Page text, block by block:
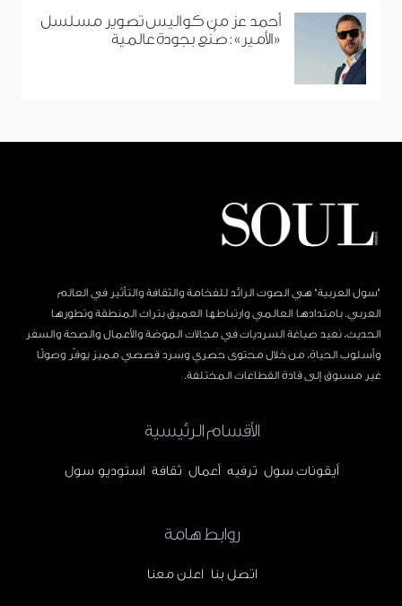
أحمد عز من كواليس تصوير مسلسل
«الأمير»: صُنع بجودة عالمية
"سول العربية" هي الصوت الرائد للفخامة والثقافة والتأثير في العالم
العربي. بامتدادها العالمي وارتباطها العميق بتراث المنطقة وتطورها
الحديث، نعيد صياغة السرديات في مجالات الموضة والأعمال والصحة والسفر
وأسلوب الحياة، من خلال محتوى حصري وسرد قصصي مميز يوفّر وصولًا
غير مسبوق إلى قادة القطاعات المختلفة.
الأقسام الرئيسية
أيقونات سول ترفيه أعمال ثقافة استوديو سول
روابط هامة
اتصل بنا اعلن معنا